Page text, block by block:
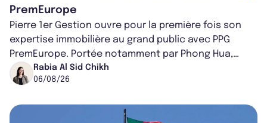
PremEurope
Pierre 1er Gestion ouvre pour la première fois son
expertise immobilière au grand public avec PPG
PremEurope. Portée notamment par Phong Hua,
ancien directeur des investissements d...
Rabia Al Sid Chikh
06/08/26